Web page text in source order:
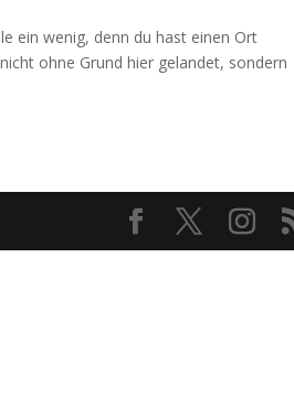
ein wenig, denn du hast einen Ort
ohne Grund hier gelandet, sondern